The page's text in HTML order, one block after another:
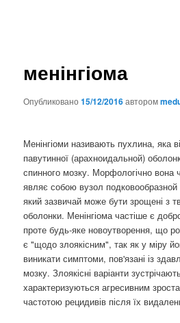
менінгіома
Опубликовано15/12/2016автором
Менінгіоми називають пухлина, яка
павутинної (арахноидальной)
спинного мозку. Морфологічно вона
являє собою вузол
який зазвичай може бути зрощені з
оболонки. Менінгіома частіше є
проте будь-яке новоутворення, що
є "щодо злоякісним", так як у міру
виникати симптоми, пов'язані із
мозку. Злоякісні варіанти
характеризуються агресивним
частотою рецидивів після їх